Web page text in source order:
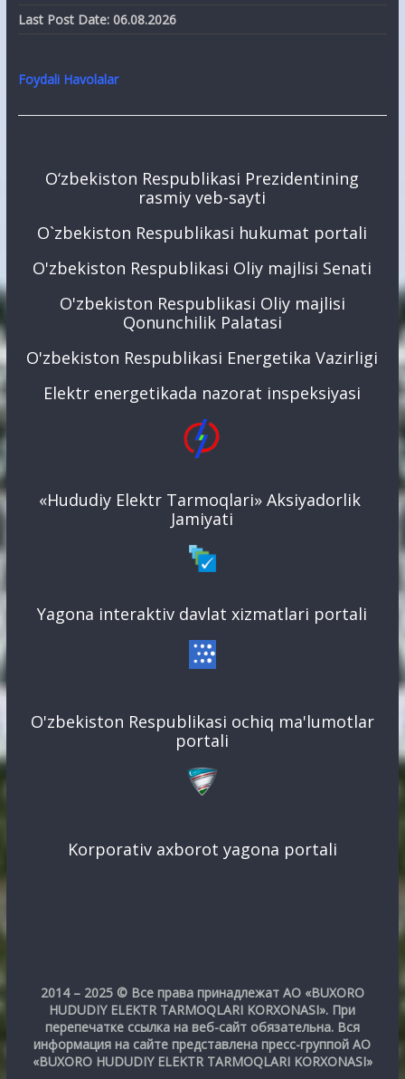
Last Post Date: 06.08.2026
Foydali Havolalar
O‘zbekiston Respublikasi Prezidentining
rasmiy veb-sayti
O`zbekiston Respublikasi hukumat portali
O'zbekiston Respublikasi Oliy majlisi Senati
O'zbekiston Respublikasi Oliy majlisi
Qonunchilik Palatasi
O'zbekiston Respublikasi Energetika Vazirligi
Elektr energetikada nazorat inspeksiyasi
«Hududiy Elektr Tarmoqlari» Aksiyadorlik
Jamiyati
Yagona interaktiv davlat xizmatlari portali
O'zbekiston Respublikasi ochiq ma'lumotlar
portali
Korporativ axborot yagona portali
2014 – 2025 © Все права принадлежат АО «BUXORO
HUDUDIY ELEKTR TARMOQLARI KORXONASI». При
перепечатке ссылка на веб-сайт обязательна. Вся
информация на сайте представлена пресс-группой АО
«BUXORO HUDUDIY ELEKTR TARMOQLARI KORXONASI»